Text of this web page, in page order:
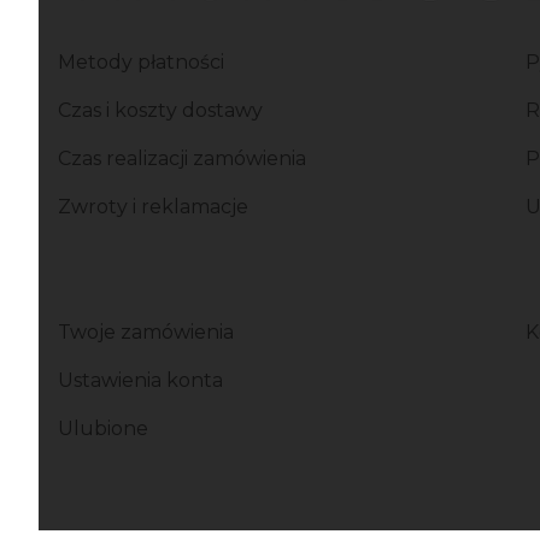
Linki w stopce
Metody płatności
Czas i koszty dostawy
Czas realizacji zamówienia
Zwroty i reklamacje
Twoje zamówienia
Ustawienia konta
Ulubione